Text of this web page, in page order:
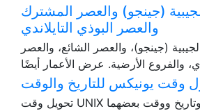
(جينجو) والعصر المشترك
والعصر البوذي التايلاندي
(جينجو)، والعصر الشائع، والعصر
وقت يونيكس للتاريخ والوقت
تحويل وقت UNIX ووقت يونيكس وتاريخ ووقت بعضهما